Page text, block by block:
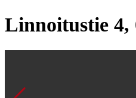
Linnoitustie 4,